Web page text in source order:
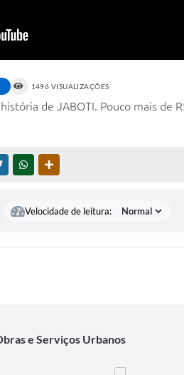
1496 VISUALIZAÇÕES
de JABOTI. Pouco mais de
TWITTERWHATSAPP
Velocidade de leitura:
e Serviços Urbanos